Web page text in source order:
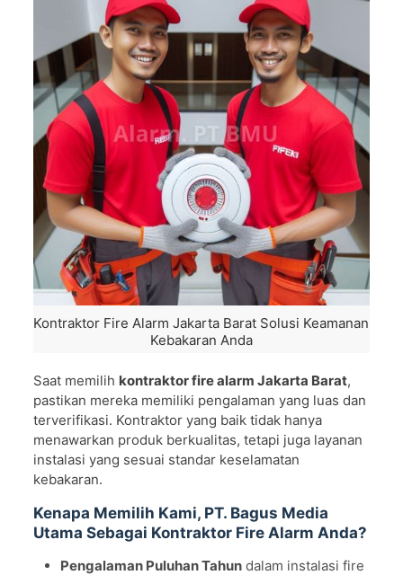
Kontraktor Fire Alarm Jakarta Barat Solusi Keamanan
Kebakaran Anda
Saat memilih kontraktor fire alarm Jakarta Barat,
pastikan mereka memiliki pengalaman yang luas dan
terverifikasi. Kontraktor yang baik tidak hanya
menawarkan produk berkualitas, tetapi juga layanan
instalasi yang sesuai standar keselamatan
kebakaran.
Kenapa Memilih Kami, PT. Bagus Media
Utama Sebagai Kontraktor Fire Alarm Anda?
Pengalaman Puluhan Tahundalam instalasi fire